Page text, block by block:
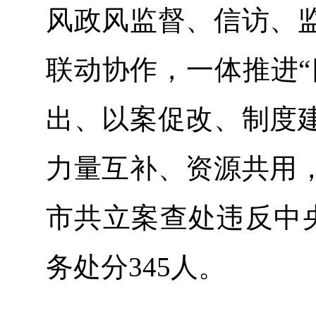
风政风监督、信访、
联动协作，一体推进
出、以案促改、制度
力量互补、资源共用
市共立案查处违反中
务处分345人。